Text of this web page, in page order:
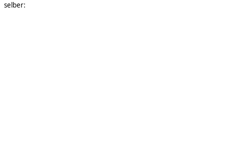
selber: